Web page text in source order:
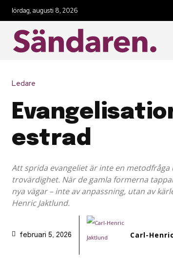
lördag, augusti 8, 2026
Ledare
estrad
Att sprida evangeliet är inte en
trovärdighet. När de gamla formerna
nya vägar – inte av anpassning, utan av
Henric Jaktlund.
februari 5, 2026 Carl-